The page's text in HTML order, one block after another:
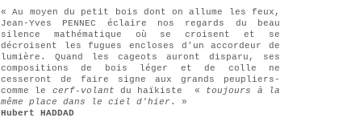
« Au moyen du petit bois dont on allume les feux,
Jean-Yves PENNEC éclaire nos regards du beau
silence mathématique où se croisent et se
décroisent les fugues encloses d'un accordeur de
lumière. Quand les cageots auront disparu, ses
compositions de bois léger et de colle ne
cesseront de faire signe aux grands peupliers-
comme le cerf-volantdu haïkiste « toujours à la
même place dans le ciel d'hier . »
Hubert HADDAD